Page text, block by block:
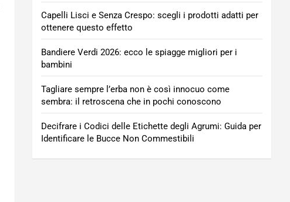
Capelli Lisci e Senza Crespo: scegli i prodotti adatti per
ottenere questo effetto
Bandiere Verdi 2026: ecco le spiagge migliori per i
bambini
Tagliare sempre l’erba non è così innocuo come
sembra: il retroscena che in pochi conoscono
Decifrare i Codici delle Etichette degli Agrumi: Guida per
Identificare le Bucce Non Commestibili